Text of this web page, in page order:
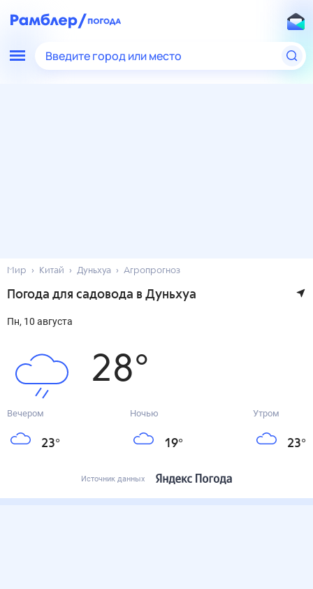
Введите город или место
Мир Китай Дуньхуа Агропрогноз
Погода для садовода в Дуньхуа
пн, 10 августа
28°
Вечером
23°
Ночью
19°
Утром
23°
Источник данных